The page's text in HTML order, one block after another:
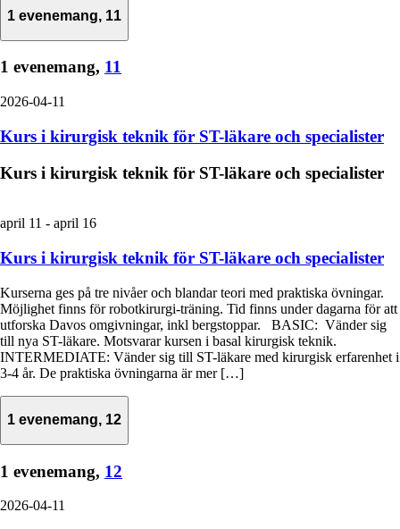
1 evenemang, 11
1 evenemang, 11
2026-04-11
Kurs i kirurgisk teknik för ST-läkare och specialister
Kurs i kirurgisk teknik för ST-läkare och specialister
april 11 - april 16
Kurs i kirurgisk teknik för ST-läkare och specialister
Kurserna ges på tre nivåer och blandar teori med praktiska övningar.
Möjlighet finns för robotkirurgi-träning. Tid finns under dagarna för att
utforska Davos omgivningar, inkl bergstoppar. BASIC: Vänder sig
till nya ST-läkare. Motsvarar kursen i basal kirurgisk teknik.
INTERMEDIATE: Vänder sig till ST-läkare med kirurgisk erfarenhet i
3-4 år. De praktiska övningarna är mer […]
1 evenemang, 12
1 evenemang, 12
2026-04-11